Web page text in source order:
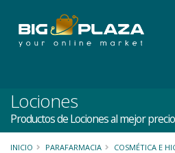
Lociones
Productos de Lociones al mejor
INICIO PARAFARMACIA COSMÉTICA E